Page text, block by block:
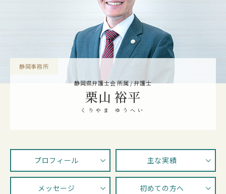
静岡事務所
静岡県弁護士会 所属 / 弁護士
栗山 裕平
くりやま ゆうへい
プロフィール 主な実績
メッセージ 初めての方へ